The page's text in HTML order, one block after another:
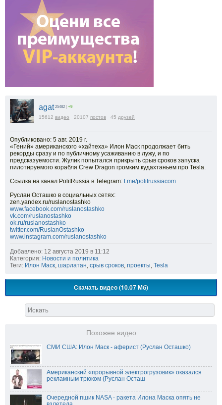
agat 25482 +9
15612 видео 20107 постов 45 друзей
Опубликовано: 5 авг. 2019 г.
«Гений» американского «хайтеха» Илон Маск продолжает бить
рекорды сразу и по публичному усаживанию в лужу, и по
предсказуемости. Жулик попытался прикрыть срыв сроков запуска
пилотируемого корабля Crew Dragon громким кудахтаньем про Tesla.
Ссылка на канал PolitRussia в Telegram: t.me/politrussiacom
Руслан Осташко в социальных сетях:
zen.yandex.ru/ruslanostashko
www.facebook.com/ruslanostashko
vk.com/ruslanostashko
ok.ru/ruslanostashko
twitter.com/RuslanOstashko
www.instagram.com/ruslanostashko
Добавлено: 12 августа 2019 в 11:12
Категория: Новости и политика
Теги: Илон Маск, шарлатан, срыв сроков, проекты, Tesla
Скачать видео (10.07 Мб)
Похожее видео
СМИ США: Илон Маск - аферист (Руслан Осташко)
Американский «прорывной электрогрузовик» оказался
рекламным трюком (Руслан Осташ
Очередной пшик NASA - ракета Илона Маска опять не